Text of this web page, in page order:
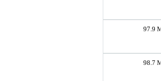
97.9
98.7